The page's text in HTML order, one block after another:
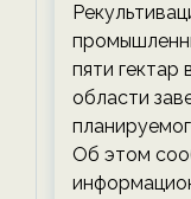
экологии
пяти
области
Об этом